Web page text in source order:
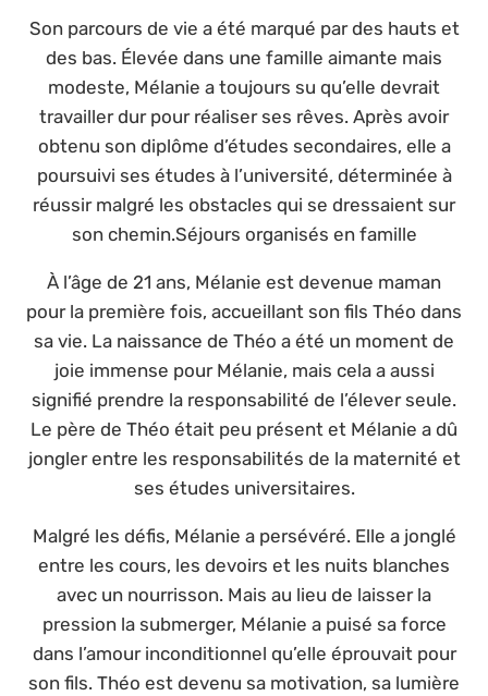
Son parcours de vie a été marqué par des hauts et
des bas. Élevée dans une famille aimante mais
modeste, Mélanie a toujours su qu’elle devrait
travailler dur pour réaliser ses rêves. Après avoir
obtenu son diplôme d’études secondaires, elle a
poursuivi ses études à l’université, déterminée à
réussir malgré les obstacles qui se dressaient sur
son chemin.Séjours organisés en famille
À l’âge de 21 ans, Mélanie est devenue maman
pour la première fois, accueillant son fils Théo dans
sa vie. La naissance de Théo a été un moment de
joie immense pour Mélanie, mais cela a aussi
signifié prendre la responsabilité de l’élever seule.
Le père de Théo était peu présent et Mélanie a dû
jongler entre les responsabilités de la maternité et
ses études universitaires.
Malgré les défis, Mélanie a persévéré. Elle a jonglé
entre les cours, les devoirs et les nuits blanches
avec un nourrisson. Mais au lieu de laisser la
pression la submerger, Mélanie a puisé sa force
dans l’amour inconditionnel qu’elle éprouvait pour
son fils. Théo est devenu sa motivation, sa lumière